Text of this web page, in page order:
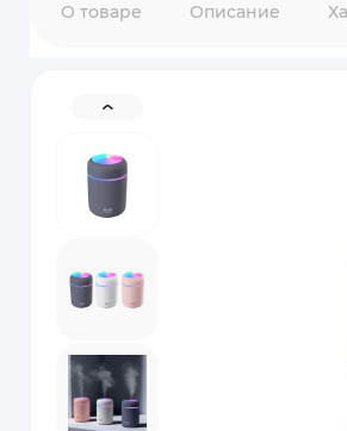
О товаре Описание